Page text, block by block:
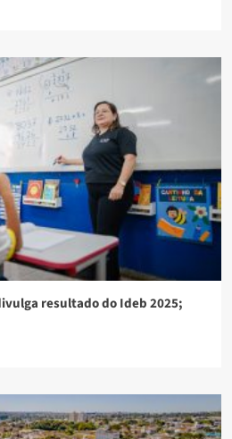
resultado do Ideb 2025;